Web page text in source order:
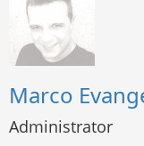
Marco
Administrator